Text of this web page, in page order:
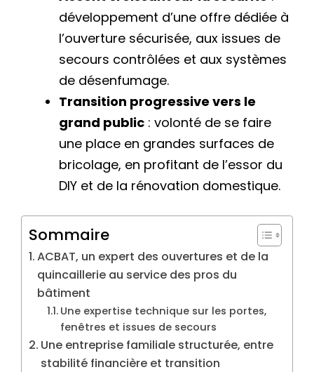
développement d’une offre dédiée à
l’ouverture sécurisée, aux issues de
secours contrôlées et aux systèmes
de désenfumage.
Transition progressive vers le
grand public : volonté de se faire
une place en grandes surfaces de
bricolage, en profitant de l’essor du
DIY et de la rénovation domestique.
Sommaire
ACBAT, un expert des ouvertures et de la
quincaillerie au service des pros du
bâtiment
Une expertise technique sur les portes,
fenêtres et issues de secours
Une entreprise familiale structurée, entre
stabilité financière et transition